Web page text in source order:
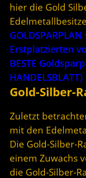
hier die Gold
Erstplatzierten
BESTE
HANDELSBLATT)
Gold-Silber-
Zuletzt
mit den
Die Gold-Silber-
einem Zuwachs
die Gold-Silber-